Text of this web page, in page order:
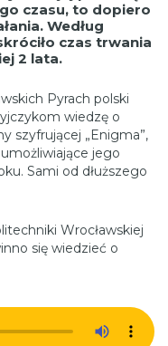
czasu, to dopiero
Według
czas trwania
2 lata.
Pyrach polski
wiedzę o
szyfrującej „Enigma”,
jego
Sami od dłuższego
Wrocławskiej
się wiedzieć o